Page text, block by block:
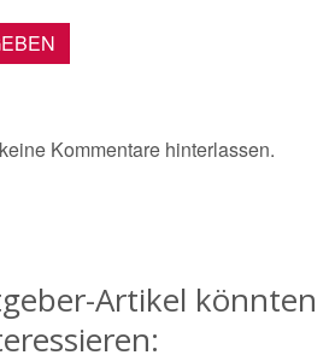
Kommentare hinterlassen.
Artikel könnten